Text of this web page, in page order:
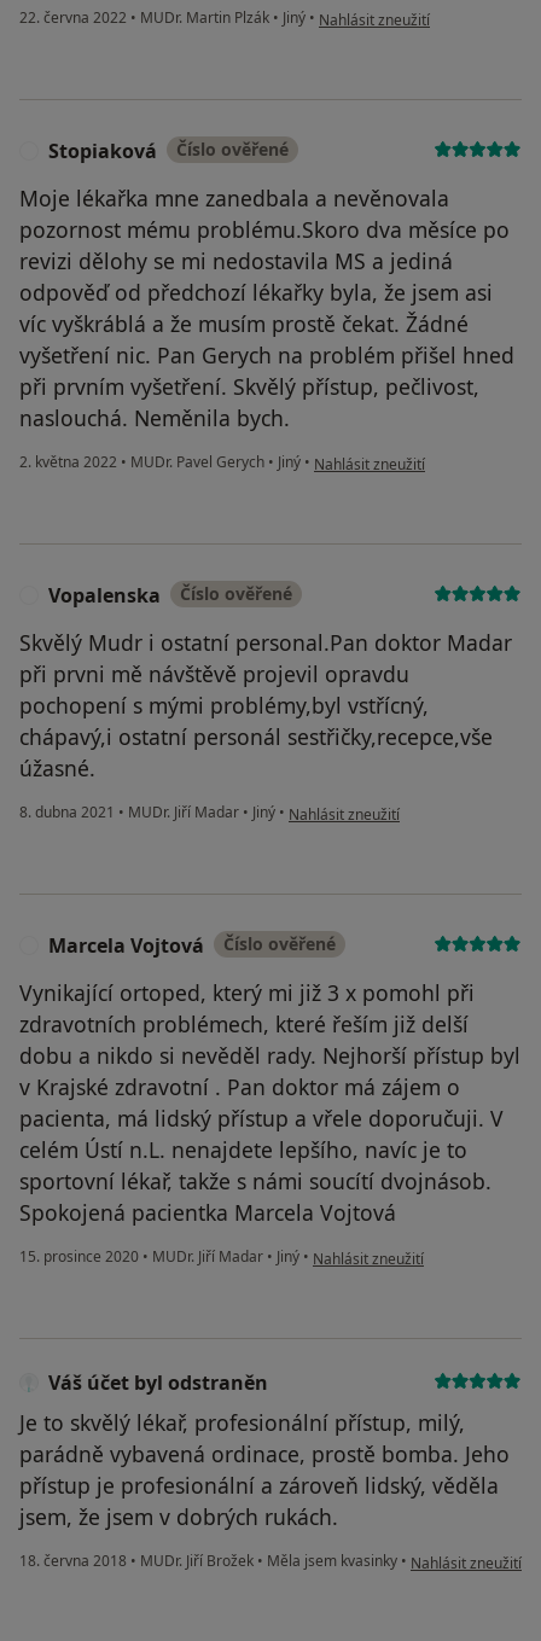
22. června 2022 • MUDr. Martin Plzák • Jiný • podle názoru uživatele EV
Nahlásit zneužití
Stopiaková Číslo ověřené
Moje lékařka mne zanedbala a nevěnovala
pozornost mému problému.Skoro dva měsíce po
revizi dělohy se mi nedostavila MS a jediná
odpověď od předchozí lékařky byla, že jsem asi
víc vyškráblá a že musím prostě čekat. Žádné
vyšetření nic. Pan Gerych na problém přišel hned
při prvním vyšetření. Skvělý přístup, pečlivost,
naslouchá. Neměnila bych.
2. května 2022 • MUDr. Pavel Gerych • Jiný • podle názoru uživatele Stopiaková
Nahlásit zneužití
Vopalenska Číslo ověřené
Skvělý Mudr i ostatní personal.Pan doktor Madar
při prvni mě návštěvě projevil opravdu
pochopení s mými problémy,byl vstřícný,
chápavý,i ostatní personál sestřičky,recepce,vše
úžasné.
8. dubna 2021 • MUDr. Jiří Madar • Jiný • podle názoru uživatele Vopalenska
Nahlásit zneužití
Marcela Vojtová Číslo ověřené
Vynikající ortoped, který mi již 3 x pomohl při
zdravotních problémech, které řeším již delší
dobu a nikdo si nevěděl rady. Nejhorší přístup byl
v Krajské zdravotní . Pan doktor má zájem o
pacienta, má lidský přístup a vřele doporučuji. V
celém Ústí n.L. nenajdete lepšího, navíc je to
sportovní lékař, takže s námi soucítí dvojnásob.
Spokojená pacientka Marcela Vojtová
15. prosince 2020 • MUDr. Jiří Madar • Jiný • podle názoru uživatele Marcela
Nahlásit zneužití
Váš účet byl odstraněn
Je to skvělý lékař, profesionální přístup, milý,
parádně vybavená ordinace, prostě bomba. Jeho
přístup je profesionální a zároveň lidský, věděla
jsem, že jsem v dobrých rukách.
18. června 2018 • MUDr. Jiří Brožek • Měla jsem kvasinky • podle názoru
Nahlásit zneužití